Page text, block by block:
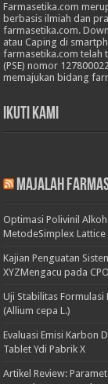
Farmasetika.com
berbasis ilmiah dan
farmasetika.com.
atau Caping di
farmasetika.com telah
(PSE) nomor
memajukan bidang
Ikuti Kami
Majalah
Optimasi Polivinil
MetodeSimplex Lattice
Kajian Penguatan
XYZMengacu pada
Uji Stabilitas Formulasi
(Allium cepa L.)
Evaluasi Emisi Karbon
Tablet Ydi Pabrik X
Artikel Review: